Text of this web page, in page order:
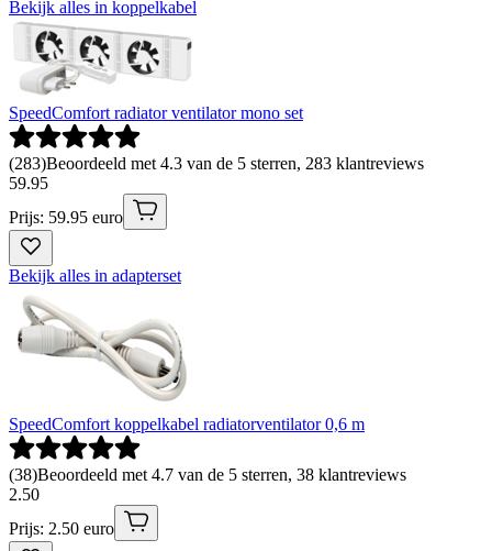
Bekijk alles in koppelkabel
SpeedComfort radiator ventilator mono set
(283)Beoordeeld met 4.3 van de 5 sterren, 283 klantreviews
59.95
Prijs: 59.95 euro
Bekijk alles in adapterset
SpeedComfort koppelkabel radiatorventilator 0,6 m
(38)Beoordeeld met 4.7 van de 5 sterren, 38 klantreviews
2.50
Prijs: 2.50 euro